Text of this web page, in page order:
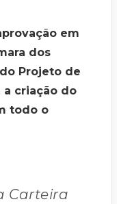
em
dos
Projeto de
a criação do
todo o
Carteira